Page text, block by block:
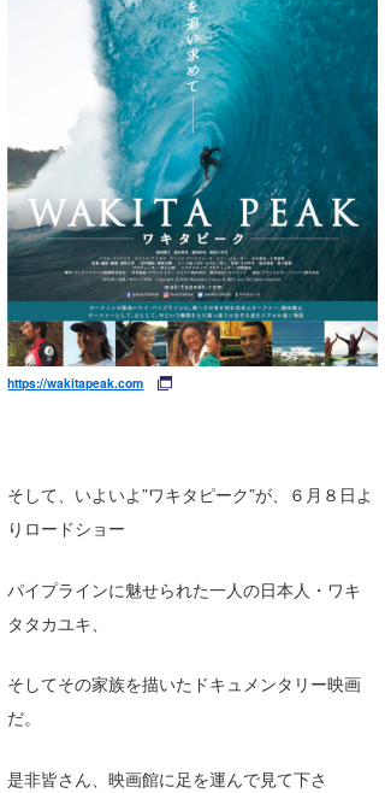
https://wakitapeak.com
そして、いよいよ”ワキタピーク”が、６月８日よ
りロードショー
パイプラインに魅せられた一人の日本人・ワキ
タタカユキ、
そしてその家族を描いたドキュメンタリー映画
だ。
是非皆さん、映画館に足を運んで見て下さ